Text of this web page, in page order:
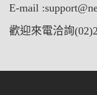
E-mail :
歡迎來電洽詢